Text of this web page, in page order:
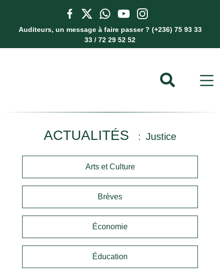
Auditeurs, un message à faire passer ? (+236) 75 93 33
33 / 72 29 52 52
ACTUALITÉS Justice
Arts et Culture
Brèves
Économie
Éducation